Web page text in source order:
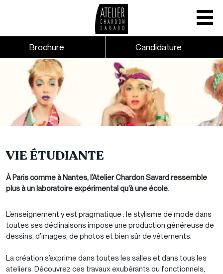
Skip to main content
Brochure Candidature
VIE ÉTUDIANTE
À Paris comme à Nantes, l’Atelier Chardon Savard ressemble
plus à un laboratoire expérimental qu’à une école.
L’enseignement y est pragmatique : le stylisme de mode dans
toutes ses déclinaisons impose une production généreuse de
dessins, d’images, de photos et bien sûr de vêtements.
La création s’exprime dans toutes les salles et dans tous les
ateliers. Découvrez ces travaux exubérants ou fonctionnels,